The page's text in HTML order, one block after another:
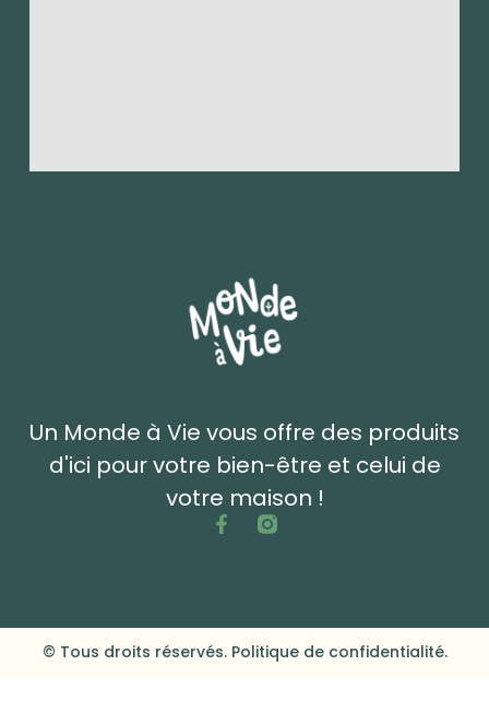
Un Monde à Vie vous offre des produits
d'ici pour votre bien-être et celui de
votre maison !
© Tous droits réservés. Politique de confidentialité.